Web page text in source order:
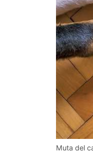
Muta del